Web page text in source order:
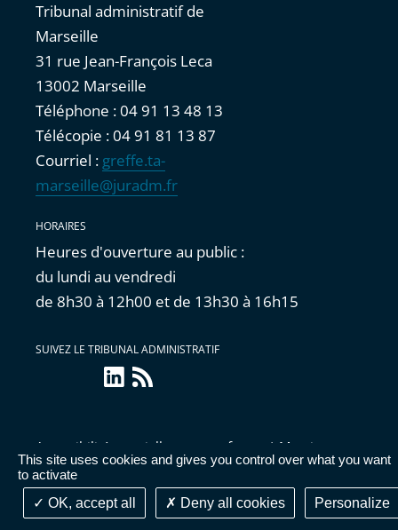
This site uses cookies and gives you control over what you want
to activate
OK, accept all
Deny all cookies Personalize
Tribunal administratif de
Marseille
31 rue Jean-François Leca
13002 Marseille
Téléphone : 04 91 13 48 13
Télécopie : 04 91 81 13 87
Courriel : greffe.ta-
marseille@juradm.fr
HORAIRES
Heures d'ouverture au public :
du lundi au vendredi
de 8h30 à 12h00 et de 13h30 à 16h15
SUIVEZ LE TRIBUNAL ADMINISTRATIF
linkedin
Flux
RSS
Accessibilité : partiellement conforme | Mentions
légales
Données personnelles
Publications
administratives